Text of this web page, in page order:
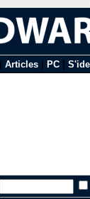
Articles| PC|